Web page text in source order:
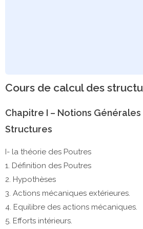
Cours de calcul des
Chapitre I – Notions
Structures
I- la théorie des Poutres
1. Définition des Poutres
2. Hypothèses
3. Actions mécaniques extérieures.
4. Equilibre des actions mécaniques.
5. Efforts intérieurs.